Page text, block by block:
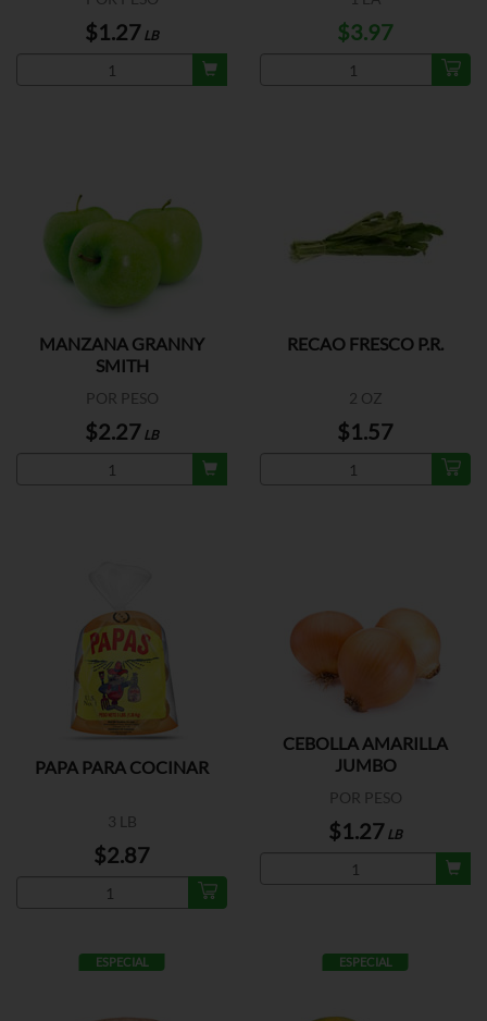
$1.27 LB $3.97
MANZANA GRANNY
SMITH
POR PESO
$2.27 LB
RECAO FRESCO P.R.
2 OZ
$1.57
PAPA PARA COCINAR
3 LB
$2.87
CEBOLLA AMARILLA
JUMBO
POR PESO
$1.27 LB
ESPECIAL ESPECIAL